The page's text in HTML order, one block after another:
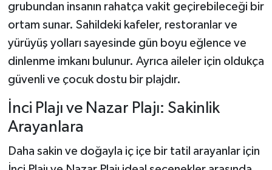
grubundan insanın rahatça vakit geçirebileceği bir
ortam sunar. Sahildeki kafeler, restoranlar ve
yürüyüş yolları sayesinde gün boyu eğlence ve
dinlenme imkanı bulunur. Ayrıca aileler için oldukça
güvenli ve çocuk dostu bir plajdır.
İnci Plajı ve Nazar Plajı: Sakinlik
Arayanlara
Daha sakin ve doğayla iç içe bir tatil arayanlar için